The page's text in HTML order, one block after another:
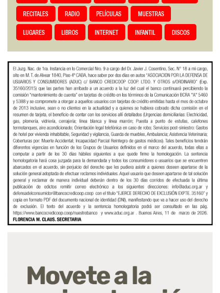
RECITALES RADIO PELÍCULAS MUESTRAS
LUGARES LIBROS INTERNET INFANTIL DISCOS